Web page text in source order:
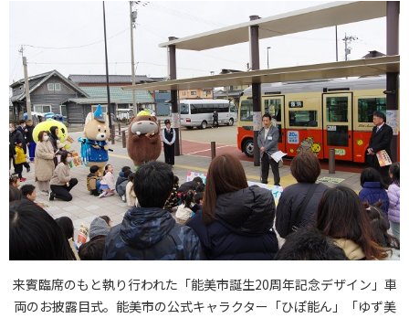
来賓臨席のもと執り行われた「能美市誕生20周年記念デザイン」車
両のお披露目式。能美市の公式キャラクター「ひぽ能ん」「ゆず美